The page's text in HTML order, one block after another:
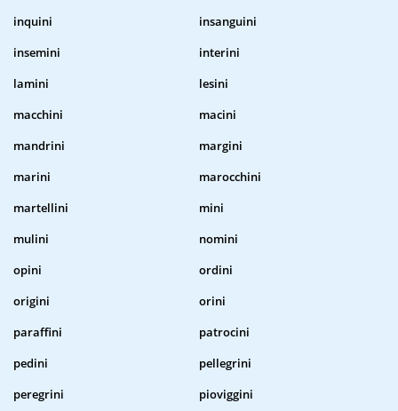
inquini
insanguini
insemini
interini
lamini
lesini
macchini
macini
mandrini
margini
marini
marocchini
martellini
mini
mulini
nomini
opini
ordini
origini
orini
paraffini
patrocini
pedini
pellegrini
peregrini
pioviggini